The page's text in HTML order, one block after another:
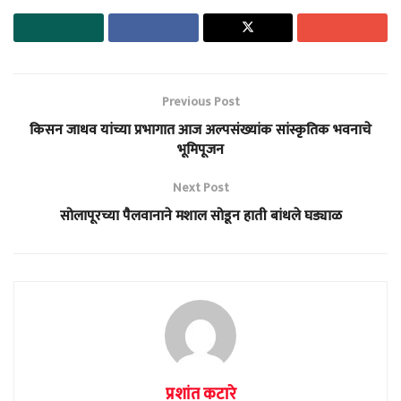
Previous Post
किसन जाधव यांच्या प्रभागात आज अल्पसंख्यांक सांस्कृतिक भवनाचे
भूमिपूजन
Next Post
सोलापूरच्या पैलवानाने मशाल सोडून हाती बांधले घड्याळ
प्रशांत कटारे